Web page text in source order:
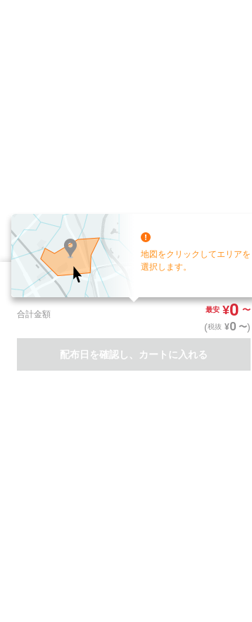
地図をクリックしてエリアを
選択します。
配布部数
お手元送付
合計金額 最安 ¥0 〜
(税抜 ¥0 〜)
配布日を確認し、カートに入れる